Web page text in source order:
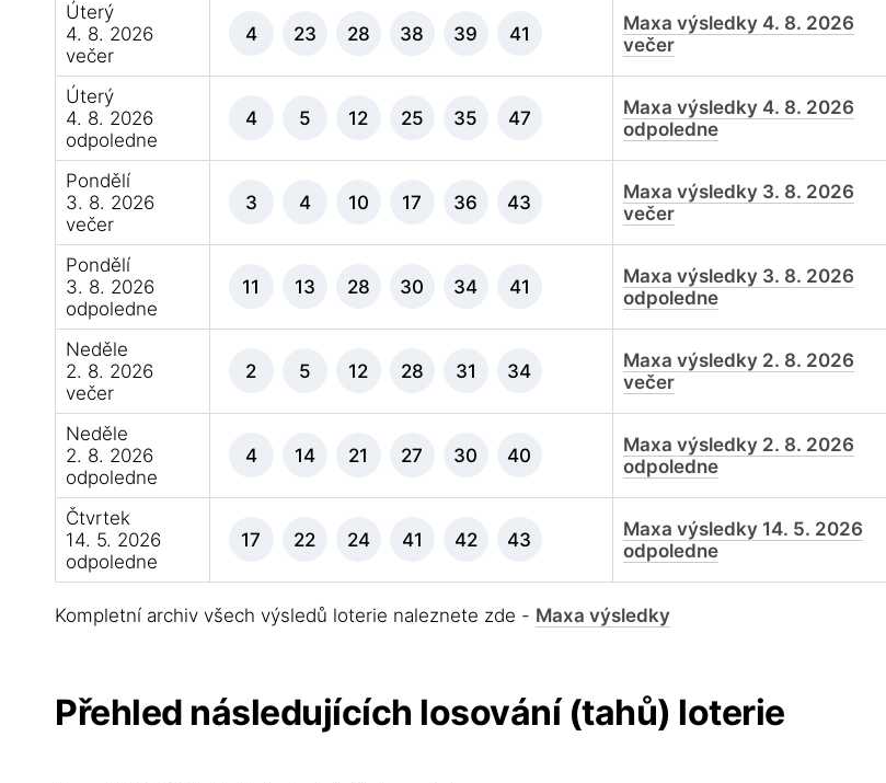
Úterý
4. 8. 2026
večer
4 23 28 38 39 41
Maxa výsledky 4. 8. 2026
večer
Úterý
4. 8. 2026
odpoledne
4 5 12 25 35 47
Maxa výsledky 4. 8. 2026
odpoledne
Pondělí
3. 8. 2026
večer
3 4 10 17 36 43
Maxa výsledky 3. 8. 2026
večer
Pondělí
3. 8. 2026
odpoledne
11 13 28 30 34 41
Maxa výsledky 3. 8. 2026
odpoledne
Neděle
2. 8. 2026
večer
2 5 12 28 31 34
Maxa výsledky 2. 8. 2026
večer
Neděle
2. 8. 2026
odpoledne
4 14 21 27 30 40
Maxa výsledky 2. 8. 2026
odpoledne
Čtvrtek
14. 5. 2026
odpoledne
17 22 24 41 42 43
Maxa výsledky 14. 5. 2026
odpoledne
Kompletní archiv všech výsledů loterie naleznete zde - Maxa výsledky
Přehled následujících losování (tahů) loterie